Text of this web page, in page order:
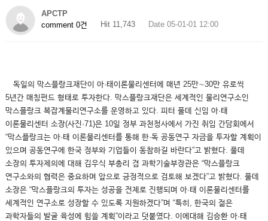
APCTP
comment 0건
Hit 11,743 Date 05-01-01 12:00
독일의 막스플랑크재단이 아·태이론물리센터에 매년 25만∼30만 유로씩
5년간 매칭펀드 형태로 투자한다. 막스플랑크재단은 세계적인 물리연구소인
막스플랑크 복잡계물리연구소를 운영하고 있다. 피터 풀데 신임 아·태
이론물리센터 소장(사진·71)은 10일 정부 과천청사에서 가진 취임 간담회에서
“막스플랑크는 아·태 이론물리센터를 통해 한·독 공동연구 자금을 투자할 계획이
있으며 공동연구에 한국 정부와 기업들이 동참하길 바란다”고 밝혔다. 풀데
소장의 투자제의에 대해 김우식 부총리 겸 과학기술부장관은 “막스플랑크
연구소와의 협력은 중요하며 앞으로 긍정적으로 검토해 보겠다”고 밝혔다. 풀데
소장은 “막스플랑크의 투자는 성공을 전제로 진행되며 아·태 이론물리센터를
세계적인 연구소로 성장할 수 있도록 지원하겠다”며 “특히, 한국의 젊은
과학자들의 발굴 육성에 힘쓸 계획”이라고 덧붙였다. 이에대해 김승환 아·태